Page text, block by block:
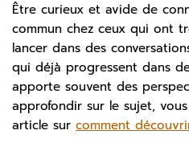
Être curieux et avide de
commun chez ceux qui ont
lancer dans des
qui déjà progressent dans
apporte souvent des
approfondir sur le sujet,
article sur comment